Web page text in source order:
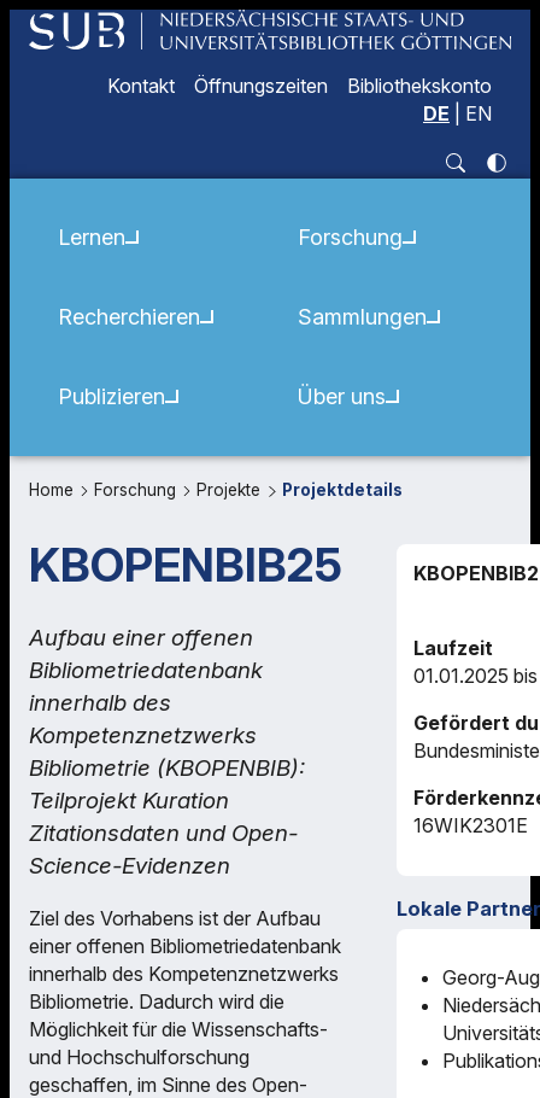
Kontakt Öffnungszeiten
Bibliothekskonto
DE
EN
Lernen
Recherchieren
Publizieren
Forschung
Sammlungen
Über uns
Home Forschung Projekte Projektdetails
KBOPENBIB25
Aufbau einer offenen
Bibliometriedatenbank
innerhalb des
Kompetenznetzwerks
Bibliometrie (KBOPENBIB):
Teilprojekt Kuration
Zitationsdaten und Open-
Science-Evidenzen
Ziel des Vorhabens ist der Aufbau
einer offenen Bibliometriedatenbank
innerhalb des Kompetenznetzwerks
Bibliometrie. Dadurch wird die
Möglichkeit für die Wissenschafts-
und Hochschulforschung
geschaffen, im Sinne des Open-
Laufzeit
01.01.2025
Gefördert
16WIK2301E
Lokale
Georg-